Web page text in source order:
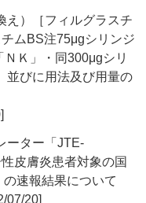
え）［フィルグラスチ
ムBS注75μgシリンジ
ＮＫ」・同300μgシリ
並びに用法及び用量の
ーター「JTE-
皮膚炎患者対象の国
速報結果について
07/20]